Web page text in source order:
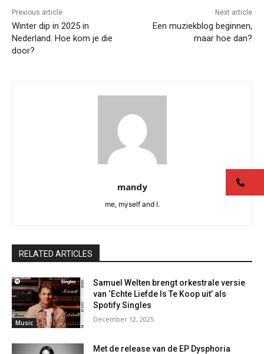
Previous article
Winter dip in 2025 in
Nederland. Hoe kom je die
door?
Next article
Een muziekblog beginnen,
maar hoe dan?
mandy
me, myself and I.
RELATED ARTICLES
Music
Samuel Welten brengt orkestrale versie
van ‘Echte Liefde Is Te Koop uit’ als
Spotify Singles
December 12, 2025
Met de release van de EP Dysphoria